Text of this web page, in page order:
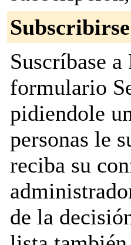
Suscríbase
formulario
pidiendole
personas le
reciba su
de la